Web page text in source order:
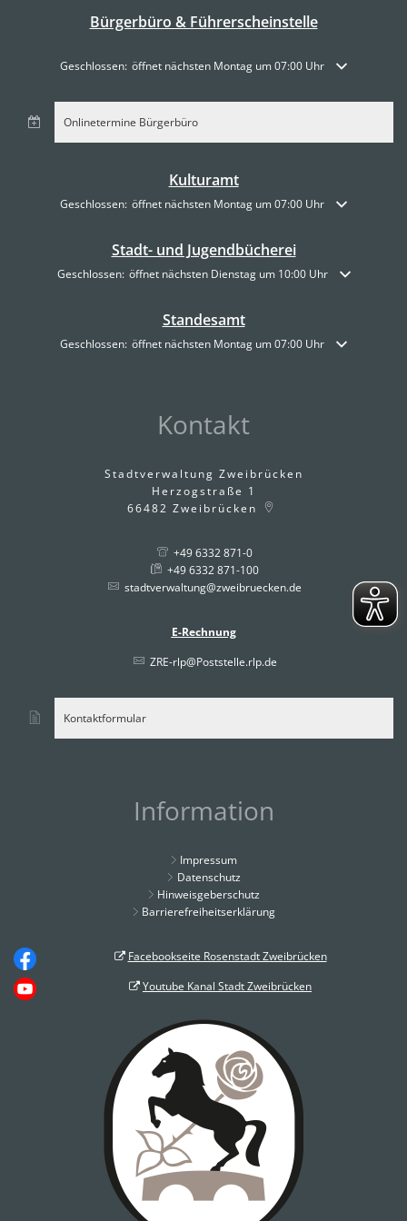
Bürgerbüro & Führerscheinstelle
Klicken, um weitere Öffnungs- oder Schließzeiten auszublenden
Geschlossen: öffnet nächsten Montag um 07:00 Uhr
Onlinetermine Bürgerbüro
Kulturamt
Klicken, um weitere Öffnungs- oder Schließzeiten auszublenden
Geschlossen: öffnet nächsten Montag um 07:00 Uhr
Stadt- und Jugendbücherei
Klicken, um weitere Öffnungs- oder Schließzeiten auszublenden
Geschlossen: öffnet nächsten Dienstag um 10:00 Uhr
Standesamt
Klicken, um weitere Öffnungs- oder Schließzeiten auszublenden
Geschlossen: öffnet nächsten Montag um 07:00 Uhr
Kontakt
Stadtverwaltung Zweibrücken
Herzogstraße 1
66482 Zweibrücken
+49 6332 871-0
+49 6332 871-100
stadtverwaltung@zweibruecken.de
E-Rechnung
ZRE-rlp@Poststelle.rlp.de
Kontaktformular
Information
Impressum
Datenschutz
Hinweisgeberschutz
Barrierefreiheitserklärung
Facebookseite Rosenstadt Zweibrücken
Youtube Kanal Stadt Zweibrücken